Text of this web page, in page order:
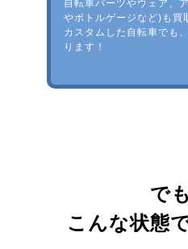
自転車パーツやウェア、
やボトルゲージなど)も買
カスタムした自転車でも
ります！
で
こんな状態